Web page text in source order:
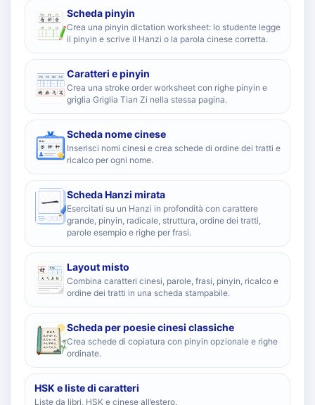
Scheda pinyin
Crea una pinyin dictation worksheet: lo studente legge
il pinyin e scrive il Hanzi o la parola cinese corretta.
Caratteri e pinyin
Crea una stroke order worksheet con righe pinyin e
griglia Griglia Tian Zi nella stessa pagina.
Scheda nome cinese
Inserisci nomi cinesi e crea schede di ordine dei tratti e
ricalco per ogni nome.
Scheda Hanzi mirata
Esercitati su un Hanzi in profondità con carattere
grande, pinyin, radicale, struttura, ordine dei tratti,
parole esempio e righe per frasi.
Layout misto
Combina caratteri cinesi, parole, frasi, pinyin, ricalco e
ordine dei tratti in una scheda stampabile.
Scheda per poesie cinesi classiche
Crea schede di copiatura con pinyin opzionale e righe
ordinate.
HSK e liste di caratteri
Liste da libri, HSK e cinese all’estero.